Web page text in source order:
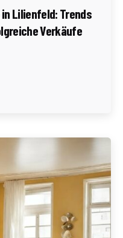
Lilienfeld: Trends
Verkäufe